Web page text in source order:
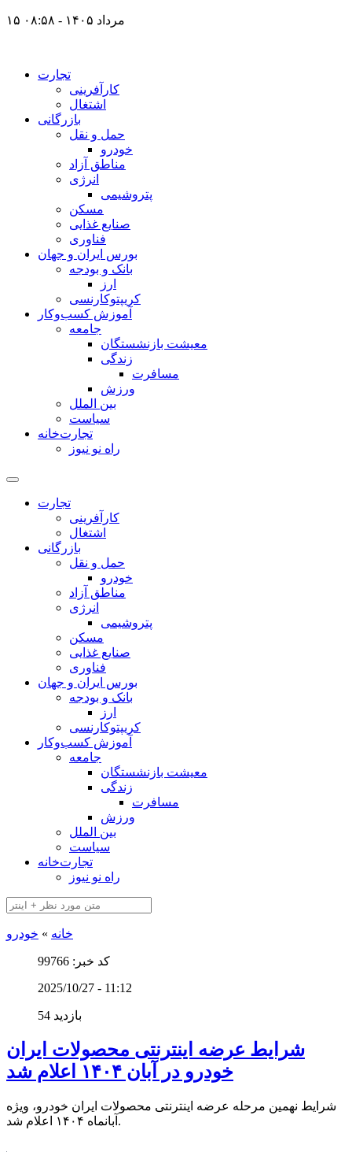
۱۵ مرداد ۱۴۰۵ - ۰۸:۵۸
تجارت
کارآفرینی
اشتغال
بازرگانی
حمل و نقل
خودرو
مناطق آزاد
انرژی
پتروشیمی
مسکن
صنایع غذایی
فناوری
بورس ایران و جهان
بانک و بودجه
ارز
کریپتوکارنسی
آموزش کسب‌وکار
جامعه
معیشت بازنشستگان
زندگی
مسافرت
ورزش
بین الملل
سیاست
تجارت‌خانه
راه نو نیوز
تجارت
کارآفرینی
اشتغال
بازرگانی
حمل و نقل
خودرو
مناطق آزاد
انرژی
پتروشیمی
مسکن
صنایع غذایی
فناوری
بورس ایران و جهان
بانک و بودجه
ارز
کریپتوکارنسی
آموزش کسب‌وکار
جامعه
معیشت بازنشستگان
زندگی
مسافرت
ورزش
بین الملل
سیاست
تجارت‌خانه
راه نو نیوز
خانه » خودرو
کد خبر: 99766
2025/10/27 - 11:12
54 بازدید
شرایط عرضه اینترنتی محصولات ایران
خودرو در آبان ۱۴۰۴ اعلام شد
شرایط نهمین مرحله عرضه اینترنتی محصولات ایران خودرو، ویژه
آبانماه ۱۴۰۴ اعلام شد.